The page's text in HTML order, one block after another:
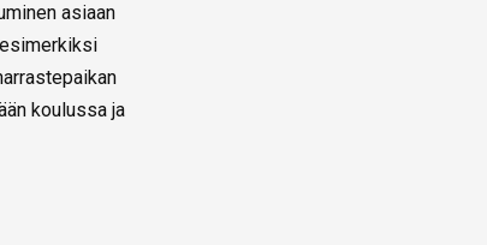
asiaan
koulussa ja